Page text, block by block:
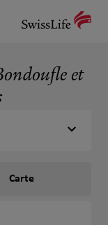
et
Carte